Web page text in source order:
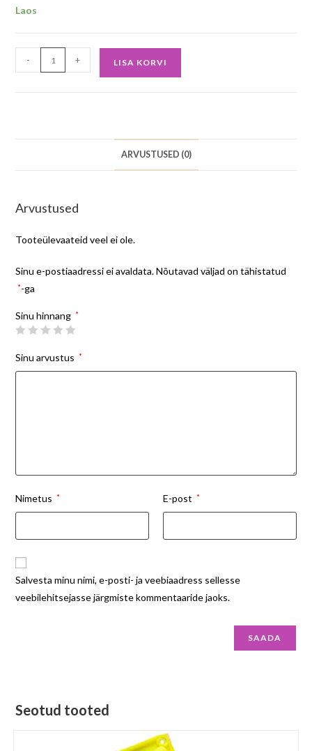
Laos
- + LISA KORVI
ARVUSTUSED (0)
Arvustused
Tooteülevaateid veel ei ole.
Sinu e-postiaadressi ei avaldata. Nõutavad väljad on tähistatud
*-ga
Sinu hinnang *
Sinu arvustus *
Nimetus * E-post *
Salvesta minu nimi, e-posti- ja veebiaadress sellesse
veebilehitsejasse järgmiste kommentaaride jaoks.
Seotud tooted